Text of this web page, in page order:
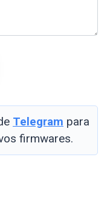
Telegram para
firmwares.